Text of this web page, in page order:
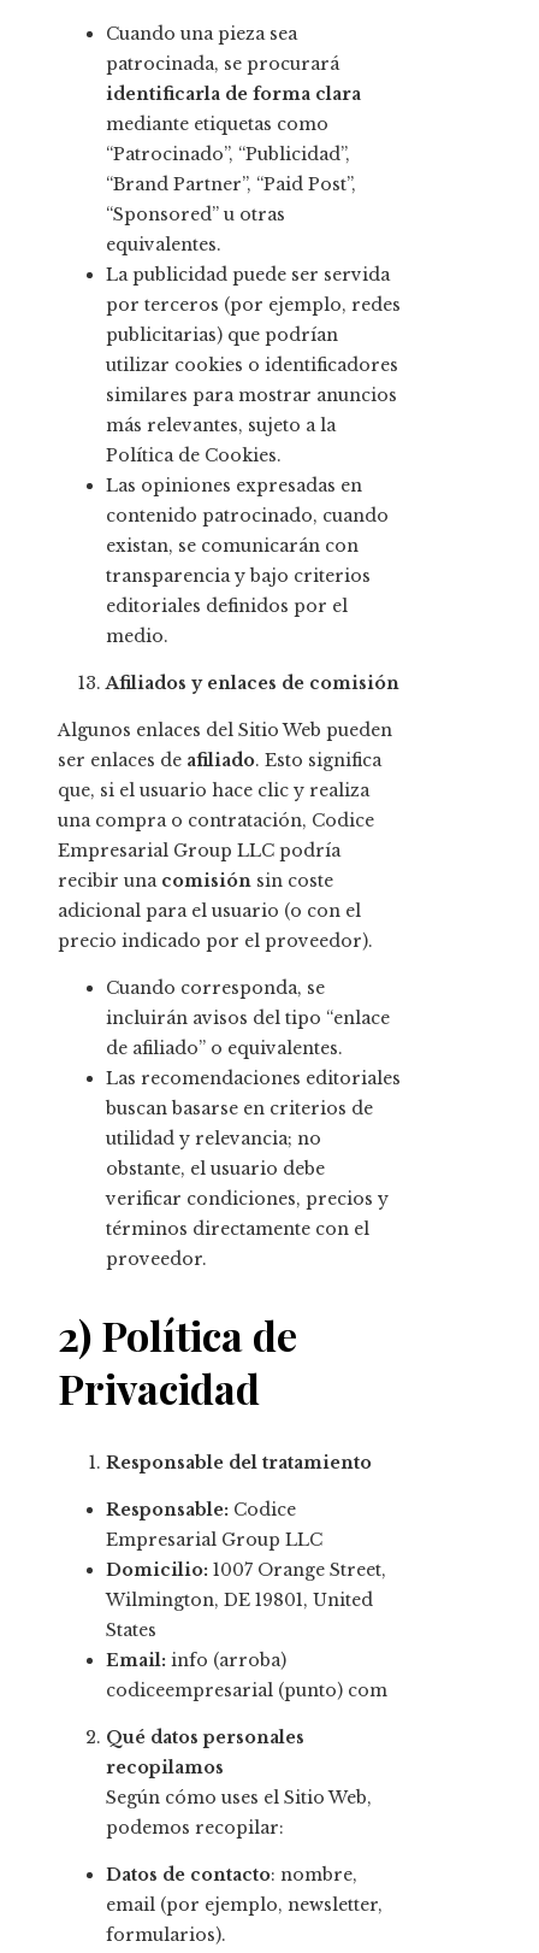
Cuando una pieza sea
patrocinada, se procurará
identificarla de forma clara
mediante etiquetas como
“Patrocinado”, “Publicidad”,
“Brand Partner”, “Paid Post”,
“Sponsored” u otras
equivalentes.
La publicidad puede ser servida
por terceros (por ejemplo, redes
publicitarias) que podrían
utilizar cookies o identificadores
similares para mostrar anuncios
más relevantes, sujeto a la
Política de Cookies.
Las opiniones expresadas en
contenido patrocinado, cuando
existan, se comunicarán con
transparencia y bajo criterios
editoriales definidos por el
medio.
Afiliados y enlaces de comisión
Algunos enlaces del Sitio Web pueden
ser enlaces de afiliado. Esto significa
que, si el usuario hace clic y realiza
una compra o contratación, Codice
Empresarial Group LLC podría
recibir una comisión sin coste
adicional para el usuario (o con el
precio indicado por el proveedor).
Cuando corresponda, se
incluirán avisos del tipo “enlace
de afiliado” o equivalentes.
Las recomendaciones editoriales
buscan basarse en criterios de
utilidad y relevancia; no
obstante, el usuario debe
verificar condiciones, precios y
términos directamente con el
proveedor.
2) Política de
Privacidad
Responsable del tratamiento
Responsable: Codice
Empresarial Group LLC
Domicilio: 1007 Orange Street,
Wilmington, DE 19801, United
States
Email: info (arroba)
codiceempresarial (punto) com
Qué datos personales
recopilamos
Según cómo uses el Sitio Web,
podemos recopilar:
Datos de contacto: nombre,
email (por ejemplo, newsletter,
formularios).